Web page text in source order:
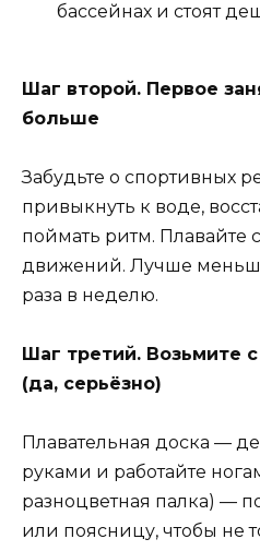
бассейнах и стоят
Шаг второй. Первое
больше
Забудьте о спортивных
привыкнуть к воде,
поймать ритм. Плавайте
движений. Лучше
раза в неделю.
Шаг третий. Возьмите
(да, серьёзно)
Плавательная доска —
руками и работайте
разноцветная палка) —
или поясницу, чтобы не